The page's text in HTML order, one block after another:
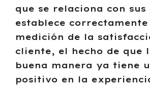
que se relaciona con sus
establece correctamente
medición de la
cliente, el hecho de que
buena manera ya tiene
positivo en la